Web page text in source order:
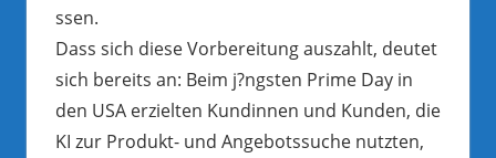
ssen.
Dass sich diese Vorbereitung auszahlt, deutet
sich bereits an: Beim j?ngsten Prime Day in
den USA erzielten Kundinnen und Kunden, die
KI zur Produkt- und Angebotssuche nutzten,